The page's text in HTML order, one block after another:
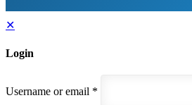
✕
Login
Username or email *